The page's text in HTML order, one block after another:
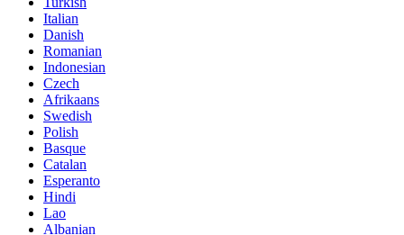
Italian
Danish
Romanian
Indonesian
Czech
Afrikaans
Swedish
Polish
Basque
Catalan
Esperanto
Hindi
Lao
Albanian